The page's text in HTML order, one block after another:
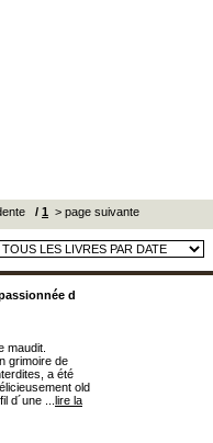
/ 1 > page suivante
d
maudit.
grimoire de
a été
old
d´une ... lire la